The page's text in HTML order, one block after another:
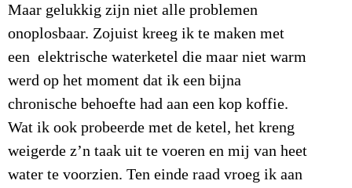
Maar gelukkig zijn niet alle problemen
onoplosbaar. Zojuist kreeg ik te maken met
een elektrische waterketel die maar niet warm
werd op het moment dat ik een bijna
chronische behoefte had aan een kop koffie.
Wat ik ook probeerde met de ketel, het kreng
weigerde z’n taak uit te voeren en mij van heet
water te voorzien. Ten einde raad vroeg ik aan